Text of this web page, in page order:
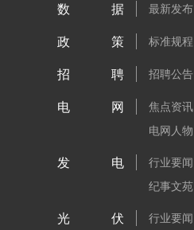
数据 最新发布
政策 标准规程
招聘 招聘公告
电网 焦点资讯
电网人物
发电 行业要闻
纪事文苑
光伏 行业要闻